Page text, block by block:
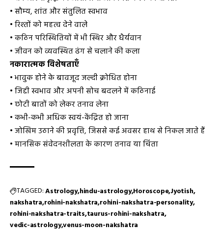
• सौम्य, शांत और संतुलित स्वभाव
• रिश्तों को महत्व देने वाले
• कठिन परिस्थितियों में भी स्थिर और धैर्यवान
• जीवन को व्यवस्थित ढंग से चलाने की कला
नकारात्मक विशेषताएँ
• भावुक होने के बावजूद जल्दी क्रोधित होना
• जिद्दी स्वभाव और अपनी सोच बदलने में कठिनाई
• छोटी बातों को लेकर तनाव लेना
• कभी-कभी अधिक स्वयं-केंद्रित हो जाना
• जोखिम उठाने की प्रवृत्ति, जिससे कई अवसर हाथ से निकल जाते हैं
• मानसिक संवेदनशीलता के कारण तनाव या चिंता
TAGGED:Astrologyhindu-astrologyHoroscope Jyotish
nakshatrarohini-nakshatra rohini-nakshatra-personality
rohini-nakshatra-traits taurus-rohini-nakshatra
vedic-astrologyvenus-moon-nakshatra